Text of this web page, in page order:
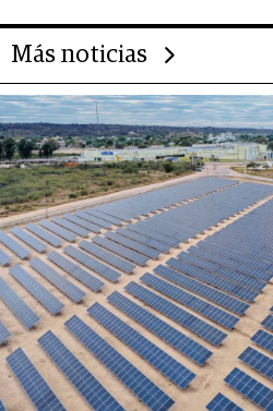
Más noticias